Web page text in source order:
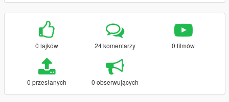
0 lajków 24 komentarzy 0 filmów
0 przesłanych 0 obserwujących